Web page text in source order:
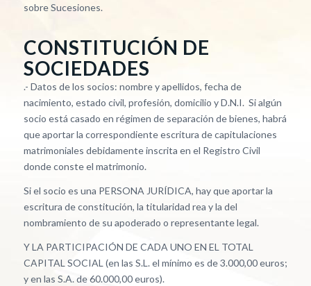
sobre Sucesiones.
CONSTITUCIÓN DE
SOCIEDADES
.- Datos de los socios: nombre y apellidos, fecha de
nacimiento, estado civil, profesión, domicilio y D.N.I. Si algún
socio está casado en régimen de separación de bienes, habrá
que aportar la correspondiente escritura de capitulaciones
matrimoniales debidamente inscrita en el Registro Civil
donde conste el matrimonio.
Si el socio es una PERSONA JURÍDICA, hay que aportar la
escritura de constitución, la titularidad rea y la del
nombramiento de su apoderado o representante legal.
Y LA PARTICIPACIÓN DE CADA UNO EN EL TOTAL
CAPITAL SOCIAL (en las S.L. el mínimo es de 3.000,00 euros;
y en las S.A. de 60.000,00 euros).